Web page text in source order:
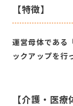
【特徴】
運営母体である
ックアップを行
【介護・医療